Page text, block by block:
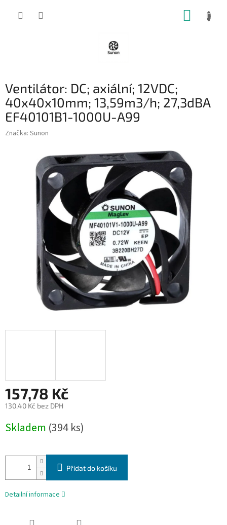
Ventilátor: DC; axiální; 12VDC;
40x40x10mm; 13,59m3/h; 27,3dBA
EF40101B1-1000U-A99
Značka: Sunon
157,78 Kč
130,40 Kč bez DPH
cena:
Skladem (394 ks)
Přidat do košíku
Detailní informace